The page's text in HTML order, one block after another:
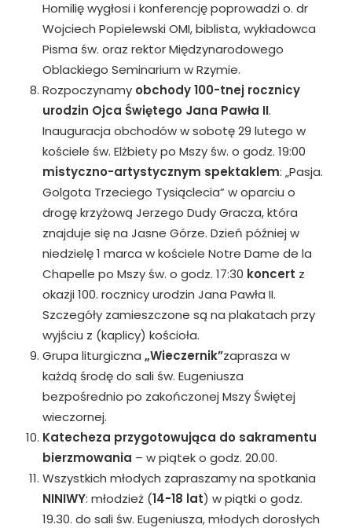
Homilię wygłosi i konferencję poprowadzi o. dr
Wojciech Popielewski OMI, biblista, wykładowca
Pisma św. oraz rektor Międzynarodowego
Oblackiego Seminarium w Rzymie.
Rozpoczynamy obchody 100-tnej rocznicy
urodzin Ojca Świętego Jana Pawła II.
Inauguracja obchodów w sobotę 29 lutego w
kościele św. Elżbiety po Mszy św. o godz. 19:00
mistyczno-artystycznym spektaklem: „Pasja.
Golgota Trzeciego Tysiąclecia” w oparciu o
drogę krzyżową Jerzego Dudy Gracza, która
znajduje się na Jasne Górze. Dzień później w
niedzielę 1 marca w kościele Notre Dame de la
Chapelle po Mszy św. o godz. 17:30 koncert z
okazji 100. rocznicy urodzin Jana Pawła II.
Szczegóły zamieszczone są na plakatach przy
wyjściu z (kaplicy) kościoła.
Grupa liturgiczna „Wieczernik”zaprasza w
każdą środę do sali św. Eugeniusza
bezpośrednio po zakończonej Mszy Świętej
wieczornej.
Katecheza przygotowująca do sakramentu
bierzmowania – w piątek o godz. 20.00.
Wszystkich młodych zapraszamy na spotkania
NINIWY: młodzież (14-18 lat) w piątki o godz.
19.30. do sali św. Eugeniusza, młodych dorosłych